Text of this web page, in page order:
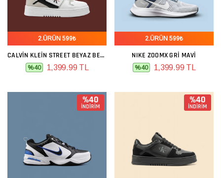
2.ÜRÜN 599₺
CALVIN KLEIN STREET BEYAZ BEJ SIYAH
%40 1,399.99 TL
2.ÜRÜN 599₺
NIKE ZOOMX GRI MAVI
%40 1,399.99 TL
%40
İNDİRİM
%40
İNDİRİM